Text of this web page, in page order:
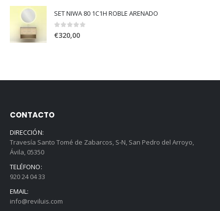
SET NIWA 80 1C1H ROBLE ARENADO
0out of 5
€320,00
CONTACTO
DIRECCIÓN:
Travesía Santo Tomé de Zabarcos, S-N, San Pedro del Arroyo,
Ávila, 05350
TELÉFONO:
920 24 04 33
EMAIL:
info@reviluis.com